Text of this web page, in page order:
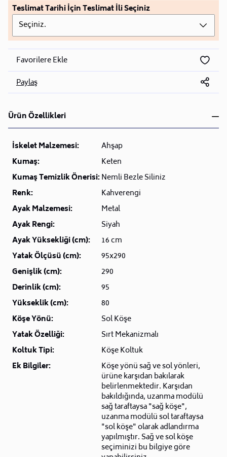
Teslimat Tarihi İçin Teslimat İli Seçiniz
Seçiniz.
Favorilere Ekle
Paylaş
Ürün Özellikleri
İskelet Malzemesi:
Ahşap
Kumaş:
Keten
Kumaş Temizlik Önerisi:Nemli Bezle Siliniz
Renk:
Kahverengi
Ayak Malzemesi:
Metal
Ayak Rengi:
Siyah
Ayak Yüksekliği (cm):
16 cm
Yatak Ölçüsü (cm):
95x290
Genişlik (cm):
290
Derinlik (cm):
95
Yükseklik (cm):
80
Köşe Yönü:
Sol Köşe
Yatak Özelliği:
Sırt Mekanizmalı
Koltuk Tipi:
Köşe Koltuk
Ek Bilgiler:
Köşe yönü sağ ve sol yönleri,
ürüne karşıdan bakılarak
belirlenmektedir. Karşıdan
bakıldığında, uzanma modülü
sağ taraftaysa "sağ köşe",
uzanma modülü sol taraftaysa
"sol köşe" olarak adlandırma
yapılmıştır. Sağ ve sol köşe
seçiminizi bu bilgiye göre